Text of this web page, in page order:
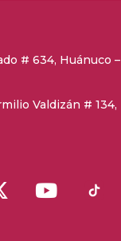
# 634, Huánuco –
Valdizán # 134,